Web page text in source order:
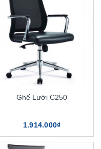
Ghế Lưới C250
1.914.000₫